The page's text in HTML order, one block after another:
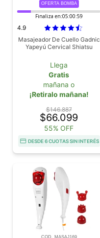
OFERTA BOMBA
Finaliza en:05:00:58
4.9
Masajeador De Cuello Gadnic
Yapeyú Cervical Shiatsu
Llega
Gratis
mañana o
¡Retiralo mañana!
$146.887
$66.099
55% OFF
DESDE 6 CUOTAS SIN INTERÉS